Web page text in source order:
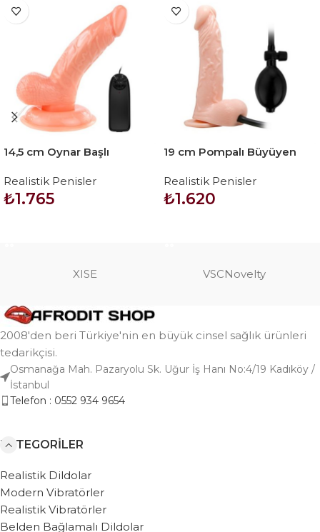
14,5 cm Oynar Başlı
Penis – Rota Dong
Realistik Penisler
₺1.765
19 cm Pompalı Büyüyen
Dildo Mastürbatör
Realistik Penisler
₺1.620
XISE VSCNovelty
2008'den beri Türkiye'nin en büyük cinsel sağlık ürünleri
tedarikçisi.
Osmanağa Mah. Pazaryolu Sk. Uğur İş Hanı No:4/19 Kadıköy /
İstanbul
Telefon : 0552 934 9654
KATEGORILER
Realistik Dildolar
Modern Vibratörler
Realistik Vibratörler
Belden Bağlamalı Dildolar